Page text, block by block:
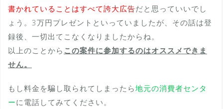
書かれていることはすべて誇大広告だと思っていいでし
ょう。3万円プレゼントといっていましたが、その話は登
録後、一切出てこなくなりましたからね。
以上のことから この案件に参加するのはオススメできま
せん。
もし料金を騙し取られてしまったら地元の消費者センタ
ーに電話してみてください。